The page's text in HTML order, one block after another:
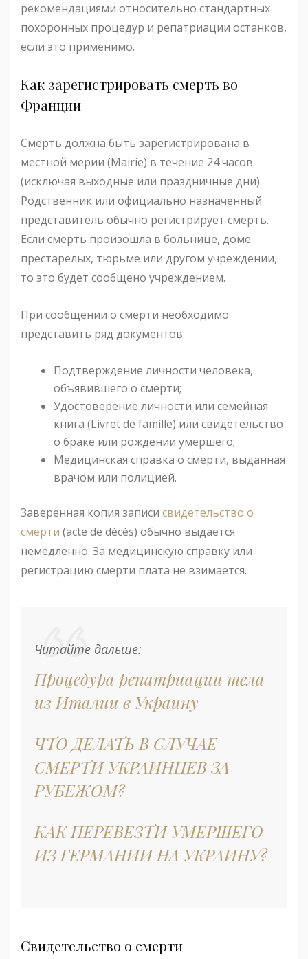
рекомендациями относительно стандартных
похоронных процедур и репатриации останков,
если это применимо.
Как зарегистрировать смерть во
Франции
Смерть должна быть зарегистрирована в
местной мерии (Mairie) в течение 24 часов
(исключая выходные или праздничные дни).
Родственник или официально назначенный
представитель обычно регистрирует смерть.
Если смерть произошла в больнице, доме
престарелых, тюрьме или другом учреждении,
то это будет сообщено учреждением.
При сообщении о смерти необходимо
представить ряд документов:
Подтверждение личности человека,
объявившего о смерти;
Удостоверение личности или семейная
книга (Livret de famille) или свидетельство
о браке или рождении умершего;
Медицинская справка о смерти, выданная
врачом или полицией.
Заверенная копия записи свидетельство о
смерти (acte de décès) обычно выдается
немедленно. За медицинскую справку или
регистрацию смерти плата не взимается.
Читайте дальше:
Процедура репатриации тела
из Италии в Украину
ЧТО ДЕЛАТЬ В СЛУЧАЕ
СМЕРТИ УКРАИНЦЕВ ЗА
РУБЕЖОМ?
КАК ПЕРЕВЕЗТИ УМЕРШЕГО
ИЗ ГЕРМАНИИ НА УКРАИНУ?
Свидетельство о смерти